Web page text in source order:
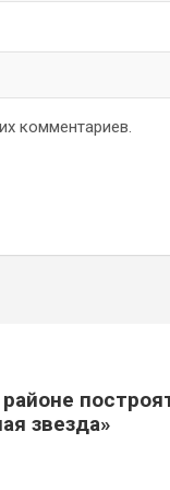
комментариев.
звезда»